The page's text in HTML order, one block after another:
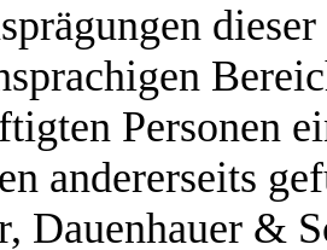
Personen
andererseits
Dauenhauer &